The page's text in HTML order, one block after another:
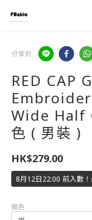
分享到
RED CAP
Wide Half
色 ( 男裝 )
HK$279.00
8月12日22:00 前入數
顏色